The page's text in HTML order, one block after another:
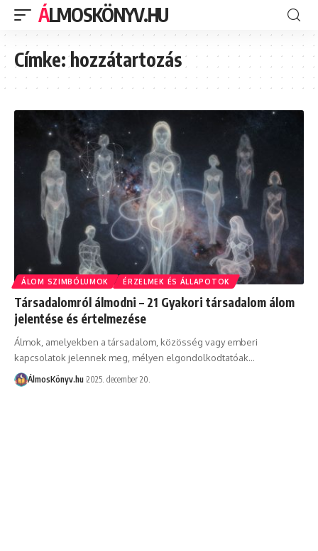
ÁLMOSKÖNYV.HU
Címke:hozzátartozás
ÁLOM SZIMBÓLUMOK ÉRZELMEK ÉS ÁLLAPOTOK
Társadalomról álmodni – 21 Gyakori társadalom álom
jelentése és értelmezése
Álmok, amelyekben a társadalom, közösség vagy emberi
kapcsolatok jelennek meg, mélyen elgondolkodtatóak…
ÁlmosKönyv.hu 2025. december 20.